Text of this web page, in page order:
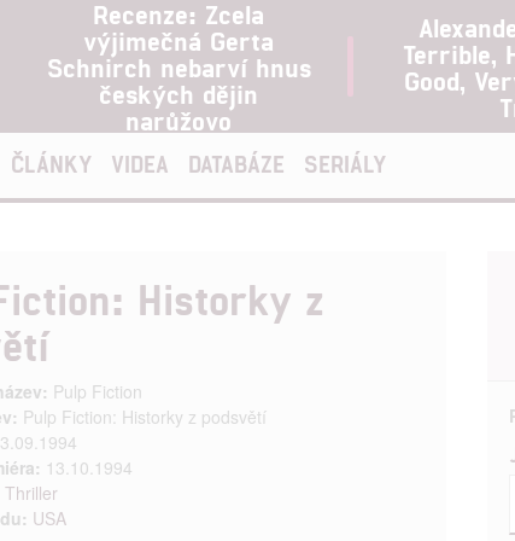
Recenze: Zcela
výjimečná Gerta
Schnirch nebarví hnus
českých dějin
narůžovo
Terrible,
Good,
ČLÁNKY VIDEA DATABÁZE SERIÁLY
Historky z
Pulp Fiction
Pulp Fiction: Historky z podsvětí
13.10.1994
Thriller
USA